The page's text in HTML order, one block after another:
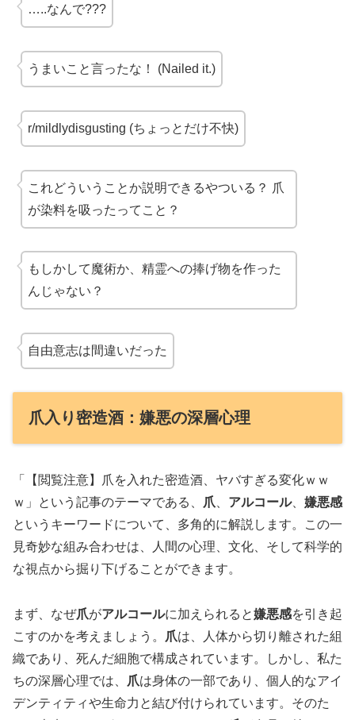
…..なんで???
うまいこと言ったな！ (Nailed it.)
r/mildlydisgusting (ちょっとだけ不快)
これどういうことか説明できるやついる？ 爪
が染料を吸ったってこと？
もしかして魔術か、精霊への捧げ物を作った
んじゃない？
自由意志は間違いだった
爪入り密造酒：嫌悪の深層心理
「【閲覧注意】爪を入れた密造酒、ヤバすぎる変化ｗｗ
ｗ」という記事のテーマである、
爪 アルコール、 嫌悪感
というキーワードについて、多角的に解説します。この一
見奇妙な組み合わせは、人間の心理、文化、そして科学的
な視点から掘り下げることができます。
まず、なぜ爪がアルコールに加えられると嫌悪感を引き起
こすのかを考えましょう。
爪は、人体から切り離された組
織であり、死んだ細胞で構成されています。しかし、私た
ちの深層心理では、
爪は身体の一部であり、個人的なアイ
デンティティや生命力と結び付けられています。そのた